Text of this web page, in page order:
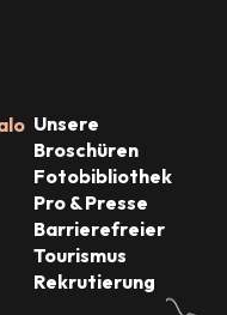
Unsere
Broschüren
Fotobibliothek
Pro & Presse
Barrierefreier
Tourismus
Rekrutierung